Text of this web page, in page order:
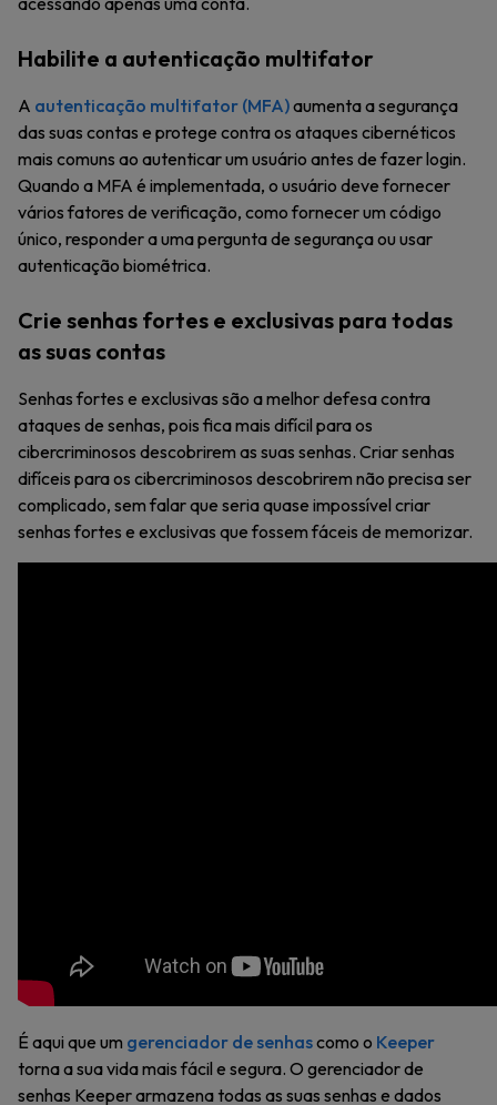
Habilite a autenticação multifator
A autenticação multifator (MFA)aumenta a segurança
das suas contas e protege contra os ataques cibernéticos
mais comuns ao autenticar um usuário antes de fazer login.
Quando a MFA é implementada, o usuário deve fornecer
vários fatores de verificação, como fornecer um código
único, responder a uma pergunta de segurança ou usar
autenticação biométrica.
Crie senhas fortes e exclusivas para todas
as suas contas
Senhas fortes e exclusivas são a melhor defesa contra
ataques de senhas, pois fica mais difícil para os
cibercriminosos descobrirem as suas senhas. Criar senhas
difíceis para os cibercriminosos descobrirem não precisa ser
complicado, sem falar que seria quase impossível criar
senhas fortes e exclusivas que fossem fáceis de memorizar.
É aqui que um gerenciador de senhascomo o Keeper
torna a sua vida mais fácil e segura. O gerenciador de
senhas Keeper armazena todas as suas senhas e dados